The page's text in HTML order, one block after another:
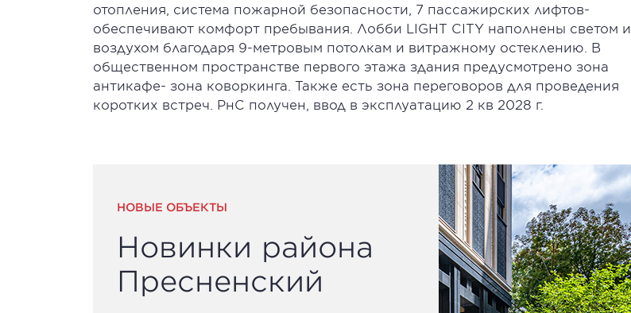
отопления, система пожарной безопасности, 7 пассажирских лифтов-
обеспечивают комфорт пребывания. Лобби LIGHT CITY наполнены светом и
воздухом благодаря 9-метровым потолкам и витражному остеклению. В
общественном пространстве первого этажа здания предусмотрено зона
антикафе- зона коворкинга. Также есть зона переговоров для проведения
коротких встреч. РнС получен, ввод в эксплуатацию 2 кв 2028 г.
НОВЫЕ ОБЪЕКТЫ
Новинки района
Пресненский